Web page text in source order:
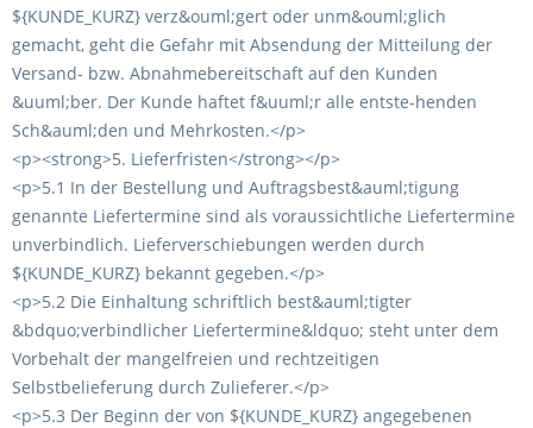
${KUNDE_KURZ} verz&ouml;gert oder unm&ouml;glich
gemacht, geht die Gefahr mit Absendung der Mitteilung der
Versand- bzw. Abnahmebereitschaft auf den Kunden
&uuml;ber. Der Kunde haftet f&uuml;r alle entste-henden
Sch&auml;den und Mehrkosten.</p>
<p><strong>5. Lieferfristen</strong></p>
<p>5.1 In der Bestellung und Auftragsbest&auml;tigung
genannte Liefertermine sind als voraussichtliche Liefertermine
unverbindlich. Lieferverschiebungen werden durch
${KUNDE_KURZ} bekannt gegeben.</p>
<p>5.2 Die Einhaltung schriftlich best&auml;tigter
&bdquo;verbindlicher Liefertermine&ldquo; steht unter dem
Vorbehalt der mangelfreien und rechtzeitigen
Selbstbelieferung durch Zulieferer.</p>
<p>5.3 Der Beginn der von ${KUNDE_KURZ} angegebenen